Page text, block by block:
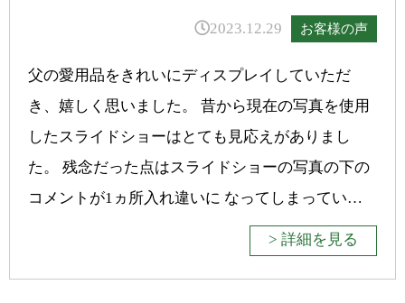
2023.12.29 お客様の声
父の愛用品をきれいにディスプレイしていただ
き、嬉しく思いました。 昔から現在の写真を使用
したスライドショーはとても見応えがありまし
た。 残念だった点はスライドショーの写真の下の
コメントが1ヵ所入れ違いに なってしまってい…
> 詳細を見る